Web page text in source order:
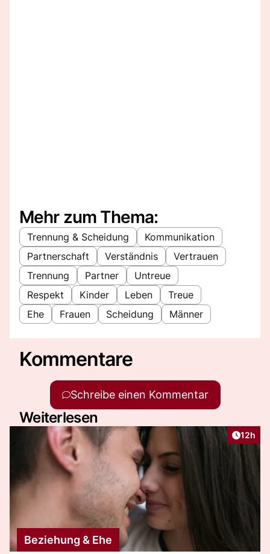
Mehr zum Thema:
Trennung & Scheidung
Kommunikation
Partnerschaft
Verständnis
Vertrauen
Trennung
Partner
Untreue
Respekt
Kinder Leben
Treue
Ehe
Frauen Scheidung Männer
Kommentare
Schreibe einen Kommentar
Weiterlesen
Artikel
12h
Beziehung & Ehe